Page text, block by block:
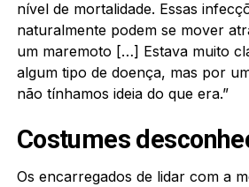
nível de mortalidade. Essas
naturalmente podem se mover
um maremoto […] Estava muito
algum tipo de doença, mas por
não tínhamos ideia do que era.”
Costumes
Os encarregados de lidar com a